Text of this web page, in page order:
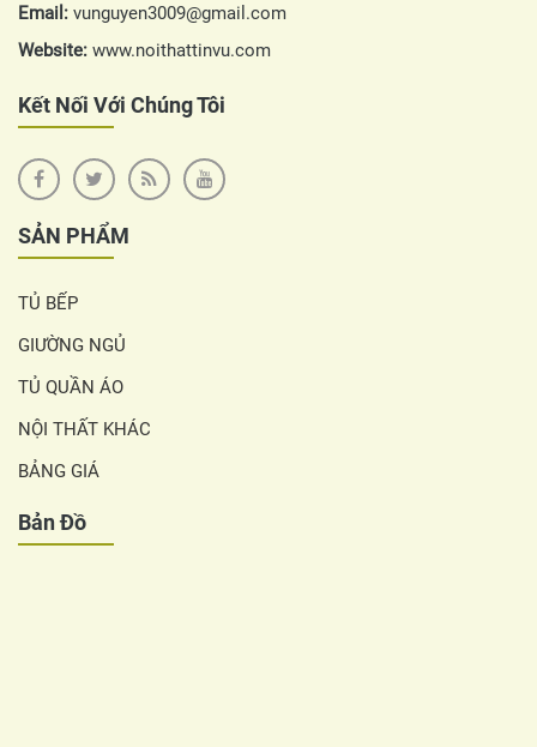
Email: vunguyen3009@gmail.com
Website: www.noithattinvu.com
Kết Nối Với Chúng Tôi
SẢN PHẨM
TỦ BẾP
GIƯỜNG NGỦ
TỦ QUẦN ÁO
NỘI THẤT KHÁC
BẢNG GIÁ
Bản Đồ